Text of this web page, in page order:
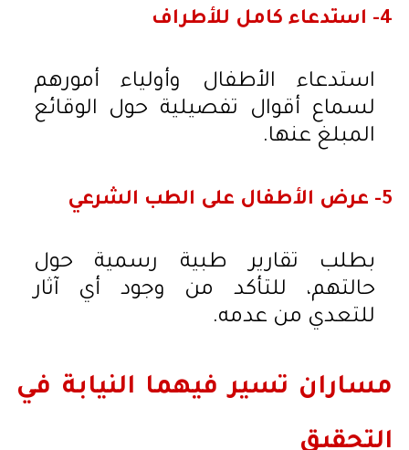
4- استدعاء كامل للأطراف
استدعاء الأطفال وأولياء أمورهم
لسماع أقوال تفصيلية حول الوقائع
المبلغ عنها.
5- عرض الأطفال على الطب الشرعي
بطلب تقارير طبية رسمية حول
حالتهم، للتأكد من وجود أي آثار
للتعدي من عدمه.
مساران تسير فيهما النيابة في
التحقيق